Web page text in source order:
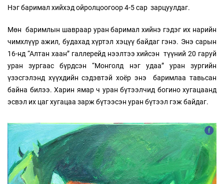
Нэг баримал хийхэд ойролцоогоор 4-5 сар зарцуулдаг.
Мөн баримлын шавраар уран баримал хийнэ гэдэг их нарийн
чимхлүүр ажил, будахад хүртэл хэцүү байдаг гэнэ. Энэ сарын
16-нд “Алтан хаан” галлерейд нээлтээ хийсэн түүний 20 гаруй
уран зургаас бүрдсэн “Монголд нэг удаа” уран зургийн
үзэсгэлэнд хүүхдийн сэдэвтэй хоёр энэ баримлаа тавьсан
байна билээ. Харин ямар ч уран бүтээлчид богино хугацаанд
эсвэл их цаг хугацаа зарж бүтээсэн уран бүтээл гэж байдаг.